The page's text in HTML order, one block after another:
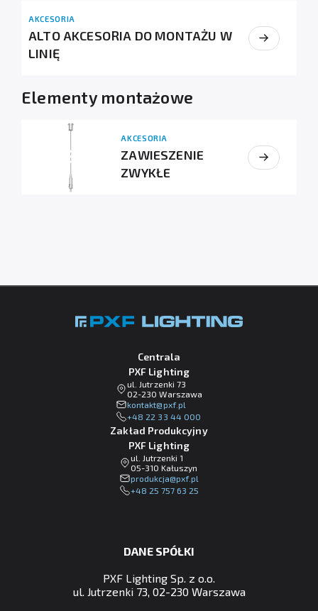
AKCESORIA
ALTO AKCESORIA DO MONTAŻU W
LINIĘ
Elementy montażowe
AKCESORIA
ZAWIESZENIE
ZWYKŁE
Centrala
PXF Lighting
ul. Jutrzenki 73
02-230 Warszawa
lp.fxp@tkatnok
+48 22 33 44 000
Zakład Produkcyjny
PXF Lighting
ul. Jutrzenki 1
05-310 Kałuszyn
lp.fxp@ajckudorp
+48 25 757 63 25
DANE SPÓŁKI
PXF Lighting Sp. z o.o.
ul. Jutrzenki 73, 02-230 Warszawa